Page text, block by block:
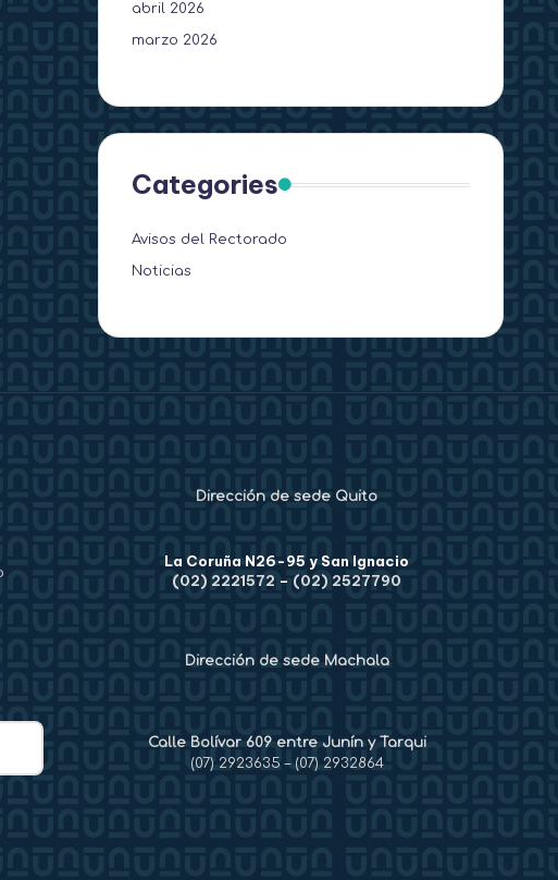
abril 2026
marzo 2026
Categories
Avisos del Rectorado
Noticias
Dirección de sede Quito
La Coruña N26-95 y San Ignacio
(02) 2221572 – (02) 2527790
Dirección de sede Machala
Calle Bolívar 609 entre Junín y Tarqui
(07) 2923635 – (07) 2932864